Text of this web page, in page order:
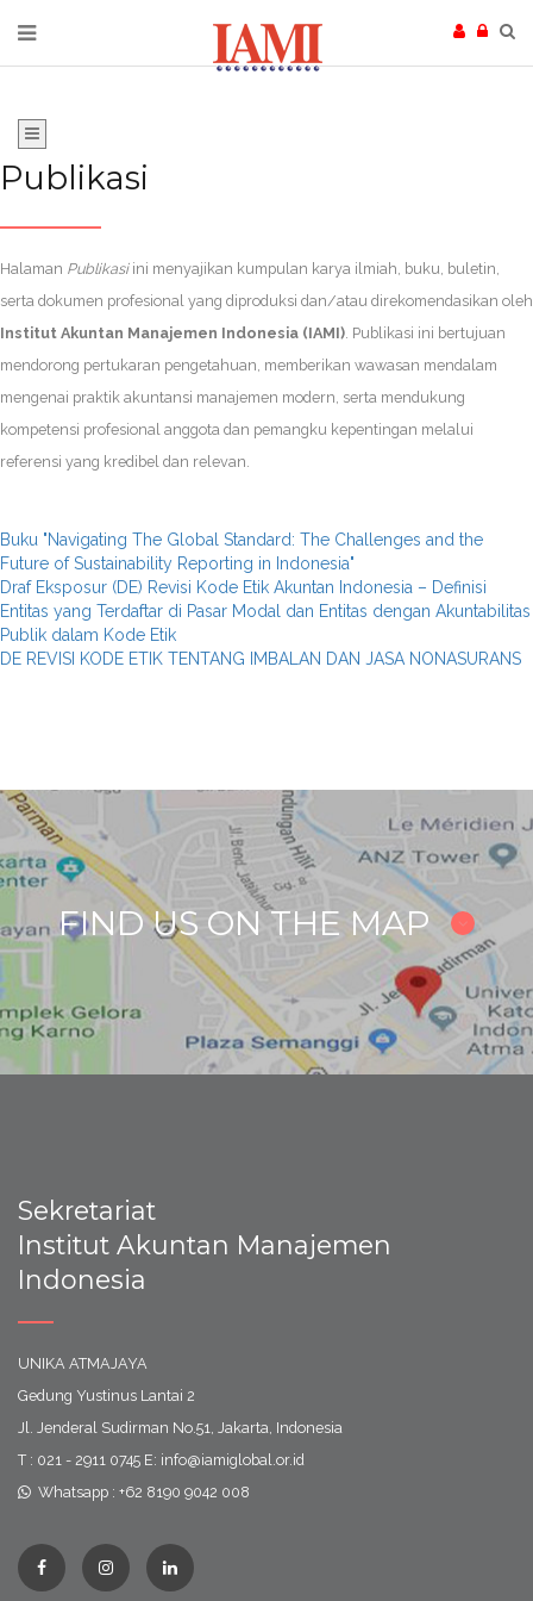
Publikasi
Halaman Publikasiini menyajikan kumpulan karya ilmiah, buku, buletin,
serta dokumen profesional yang diproduksi dan/atau direkomendasikan oleh
Institut Akuntan Manajemen Indonesia (IAMI). Publikasi ini bertujuan
mendorong pertukaran pengetahuan, memberikan wawasan mendalam
mengenai praktik akuntansi manajemen modern, serta mendukung
kompetensi profesional anggota dan pemangku kepentingan melalui
referensi yang kredibel dan relevan.
Buku "Navigating The Global Standard: The Challenges and the
Future of Sustainability Reporting in Indonesia"
Draf Eksposur (DE) Revisi Kode Etik Akuntan Indonesia – Definisi
Entitas yang Terdaftar di Pasar Modal dan Entitas dengan Akuntabilitas
Publik dalam Kode Etik
DE REVISI KODE ETIK TENTANG IMBALAN DAN JASA NONASURANS
FIND US ON THE MAP
Sekretariat
Institut Akuntan Manajemen
Indonesia
UNIKA ATMAJAYA
Gedung Yustinus Lantai 2
Jl. Jenderal Sudirman No.51, Jakarta, Indonesia
T : 021 - 2911 0745 E: info@iamiglobal.or.id
Whatsapp : +62 8190 9042 008